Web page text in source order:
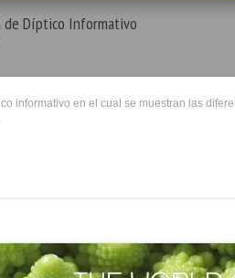
de Díptico Informativo
informativo en el cual se muestran las